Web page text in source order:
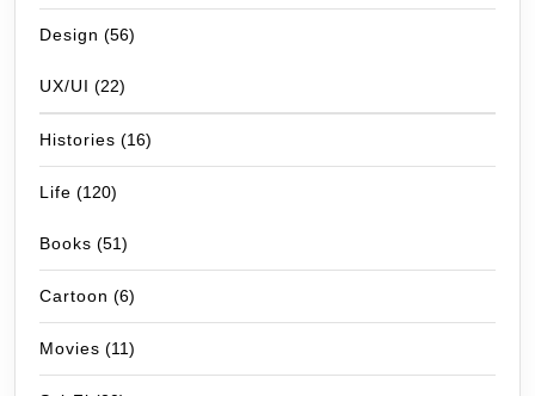
Design (56)
UX/UI (22)
Histories (16)
Life (120)
Books (51)
Cartoon (6)
Movies (11)